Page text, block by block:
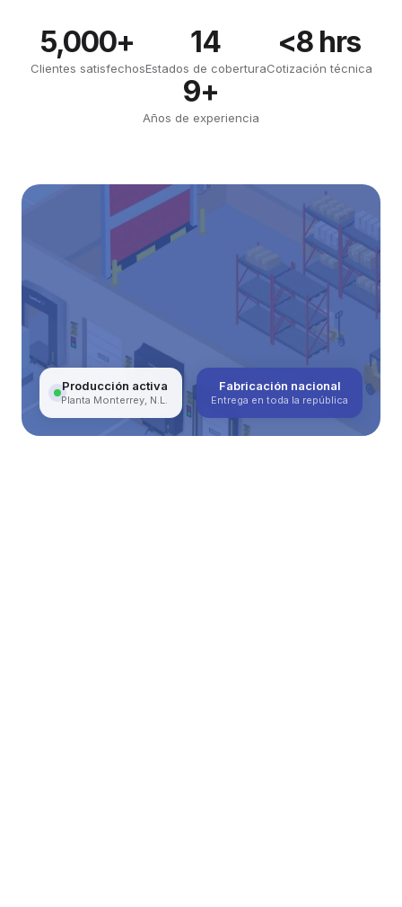
5,000+
Clientes satisfechos
14
Estados de cobertura
<8 hrs
Cotización técnica
9+
Años de experiencia
Producción activa
Planta Monterrey, N.L.
Fabricación nacional
Entrega en toda la república